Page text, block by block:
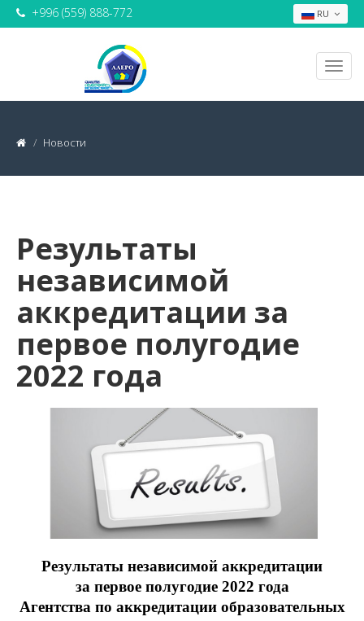
RU
+996 (559) 888-772
Новости
Результаты
независимой
аккредитации за
первое полугодие
2022 года
Результаты независимой аккредитации
за первое полугодие 2022 года
Агентства по аккредитации образовательных